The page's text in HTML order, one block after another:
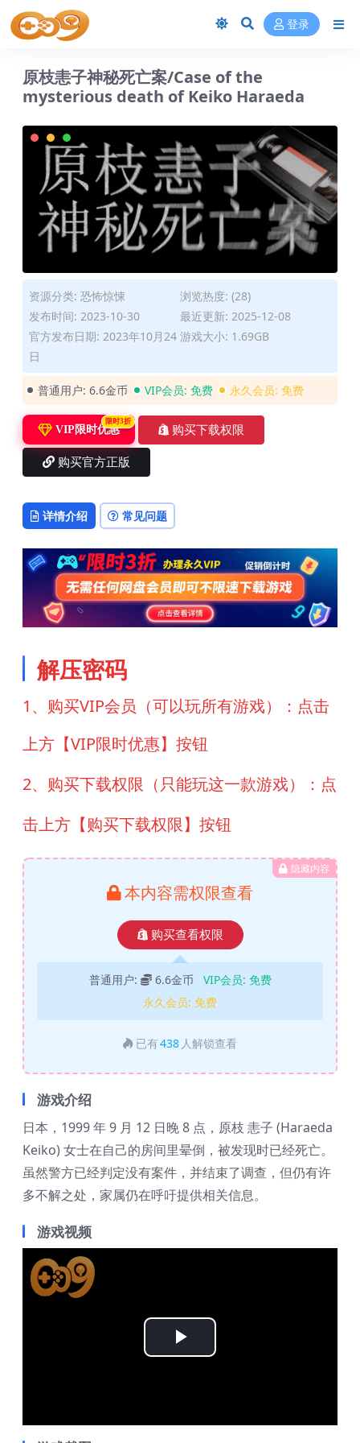
登录
原枝恚子神秘死亡案/Case of the
mysterious death of Keiko Haraeda
资源分类: 恐怖惊悚
浏览热度: (28)
发布时间: 2023-10-30
最近更新: 2025-12-08
官方发布日期: 2023年10月24
日
游戏大小: 1.69GB
普通用户: 6.6金币 VIP会员: 免费 永久会员: 免费
VIP限时优惠
限时3折
购买下载权限
购买官方正版
详情介绍 常见问题
解压密码
1、购买VIP会员（可以玩所有游戏）：点击
上方【VIP限时优惠】按钮
2、购买下载权限（只能玩这一款游戏）：点
击上方【购买下载权限】按钮
隐藏内容
本内容需权限查看
购买查看权限
普通用户: 6.6金币 VIP会员: 免费
永久会员: 免费
已有438 人解锁查看
游戏介绍
日本，1999 年 9 月 12 日晚 8 点，原枝 恚子 (Haraeda
Keiko) 女士在自己的房间里晕倒，被发现时已经死亡。
虽然警方已经判定没有案件，并结束了调查，但仍有许
多不解之处，家属仍在呼吁提供相关信息。
游戏视频
Play